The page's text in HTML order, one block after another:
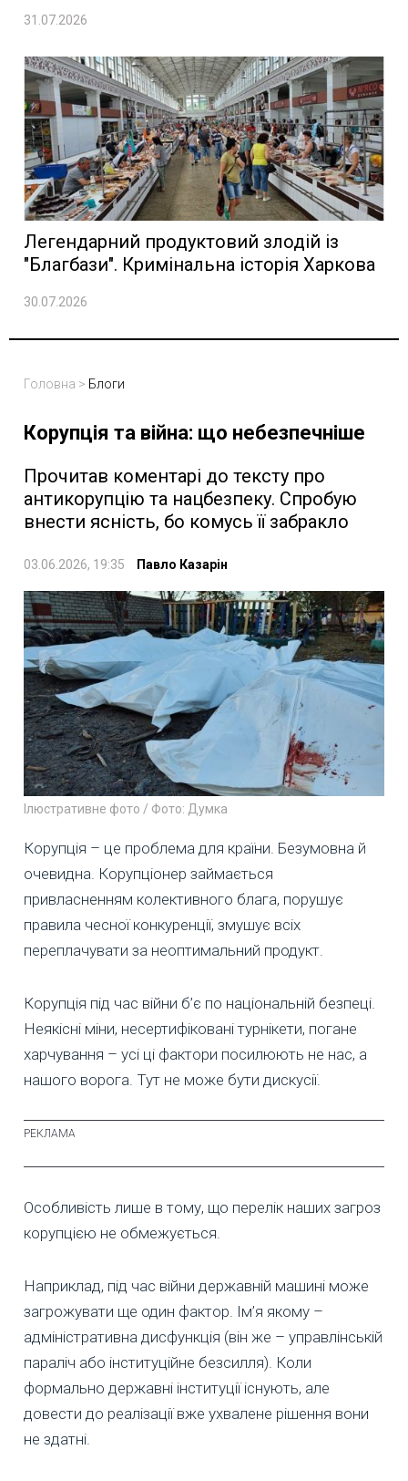
31.07.2026
Легендарний продуктовий злодій із
"Благбази". Кримінальна історія Харкова
30.07.2026
Головна > Блоги
Корупція та війна: що небезпечніше
Прочитав коментарі до тексту про
антикорупцію та нацбезпеку. Спробую
внести ясність, бо комусь її забракло
03.06.2026, 19:35 Павло Казарін
Ілюстративне фото / Фото: Думка
Корупція – це проблема для країни. Безумовна й
очевидна. Корупціонер займається
привласненням колективного блага, порушує
правила чесної конкуренції, змушує всіх
переплачувати за неоптимальний продукт.
Корупція під час війни б’є по національній безпеці.
Неякісні міни, несертифіковані турнікети, погане
харчування – усі ці фактори посилюють не нас, а
нашого ворога. Тут не може бути дискусії.
Особливість лише в тому, що перелік наших загроз
корупцією не обмежується.
Наприклад, під час війни державній машині може
загрожувати ще один фактор. Ім’я якому –
адміністративна дисфункція (він же – управлінській
параліч або інституційне безсилля). Коли
формально державні інституції існують, але
довести до реалізації вже ухвалене рішення вони
не здатні.